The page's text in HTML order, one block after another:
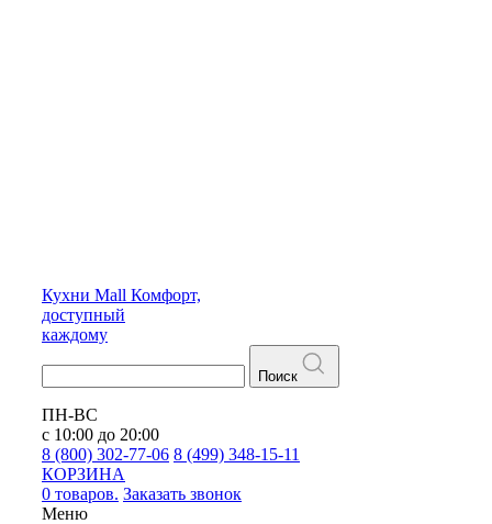
Кухни Mall Комфорт,
доступный
каждому
Поиск
ПН-ВС
с 10:00 до 20:00
8 (800) 302-77-06 8 (499) 348-15-11
КОРЗИНА
0 товаров. Заказать звонок
Меню